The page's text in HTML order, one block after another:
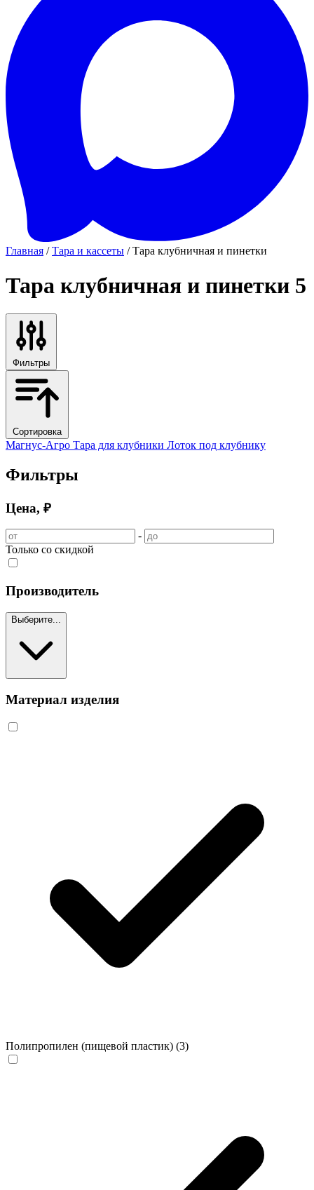
Главная /Тара и кассеты / Тара клубничная и пинетки
Тара клубничная и пинетки 5
Фильтры
Сортировка
Магнус-Агро Тара для клубники Лоток под клубнику
Фильтры
Цена, ₽
-
Только со скидкой
Производитель
Выберите...
Материал изделия
Полипропилен (пищевой пластик) (3)